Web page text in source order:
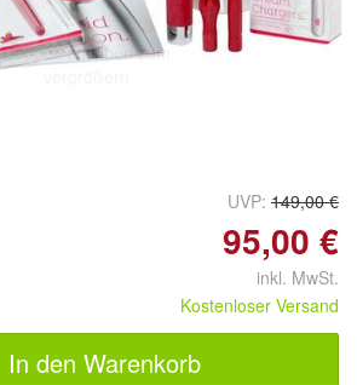
Doppelt antippen zum
UVP: 149,00 €
95,00 €
inkl. MwSt.
Kostenloser Versand
In den Warenkorb